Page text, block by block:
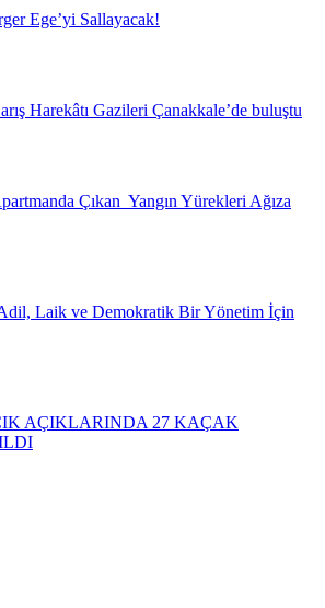
Ege’yi Sallayacak!
Harekâtı Gazileri Çanakkale’de buluştu
Çıkan Yangın Yürekleri Ağıza
Laik ve Demokratik Bir Yönetim İçin
AÇIKLARINDA 27 KAÇAK